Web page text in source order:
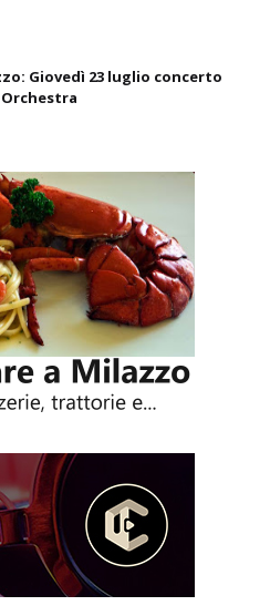
Giovedì 23 luglio concerto
Orchestra